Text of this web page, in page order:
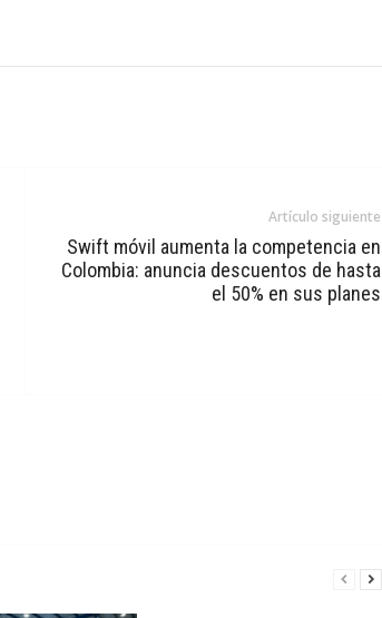
Artículo siguiente
Swift móvil aumenta la competencia en
Colombia: anuncia descuentos de hasta
el 50% en sus planes